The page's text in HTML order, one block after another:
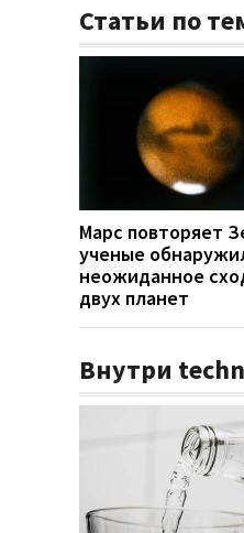
Статьи по
Марс повторяет
ученые
неожиданное
двух планет
Внутри